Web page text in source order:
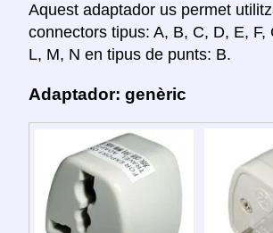
Aquest adaptador us permet
connectors tipus: A, B, C, D, E, F,
L, M, N en tipus de punts: B.
Adaptador: genèric